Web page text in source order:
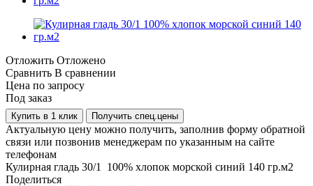
Отложить Отложено
Сравнить В сравнении
Цена по запросу
Под заказ
Купить в 1 клик Получить спец.цены
Актуальную цену можно получить, заполнив форму обратной
связи или позвонив менеджерам по указанным на сайте
телефонам
Кулирная гладь 30/1 100% хлопок морской синий 140 гр.м2
Поделиться